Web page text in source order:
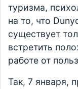
туризма,
на то, что
существует
встретить
работе от
Так, 7 января,